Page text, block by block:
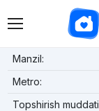
Manzil:
Metro:
Topshirish